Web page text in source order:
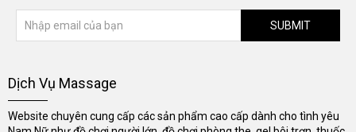
SUBMIT
Dịch Vụ Massage
Website chuyên cung cấp các sản phẩm cao cấp dành cho tình yêu